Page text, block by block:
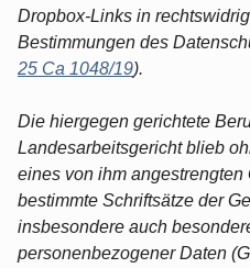
Dropbox-Links in
Bestimmungen des
25 Ca 1048/19).
Die hiergegen gerichtete
Landesarbeitsgericht blieb
eines von ihm angestrengten
bestimmte Schriftsätze der
insbesondere auch
personenbezogener Daten